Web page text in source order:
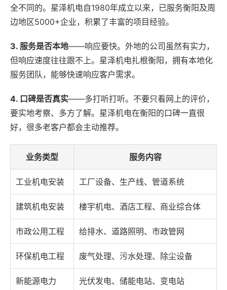
全不同的。星泽机电自1980年成立以来，已服务衡阳及周
边地区5000+企业，积累了丰富的项目经验。
3. 服务是否本地——响应要快。外地的公司虽然有实力，
但响应速度往往跟不上。星泽机电扎根衡阳，拥有本地化
服务团队，能够快速响应客户需求。
4. 口碑是否真实——多打听打听。不要只看网上的评价，
要实地考察、多方了解。星泽机电在衡阳的口碑一直很
好，很多老客户都会主动推荐。
业务类型 服务内容
工业机电安装 工厂设备、生产线、管道系统
建筑机电安装 楼宇机电、酒店工程、商业综合体
市政公用工程 给排水、道路照明、市政管网
环保机电工程 废气处理、污水处理、除尘设备
新能源电力 光伏发电、储能电站、变电站